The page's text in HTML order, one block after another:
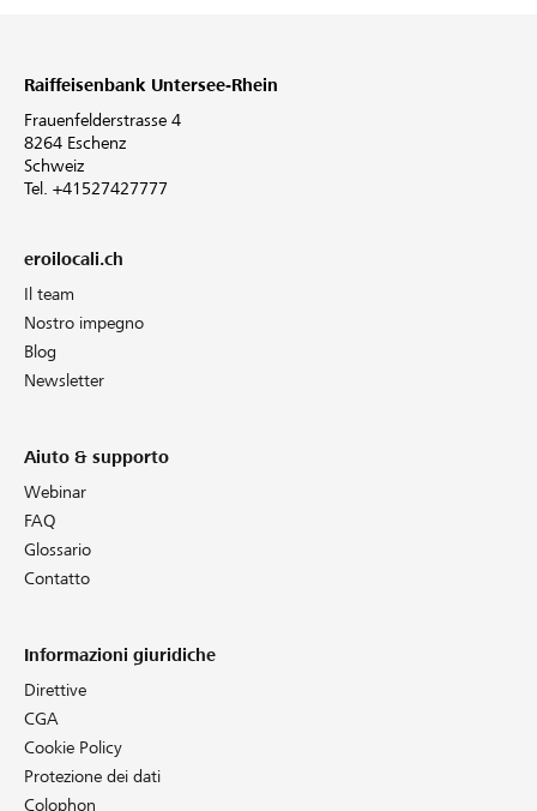
Raiffeisenbank Untersee-Rhein
Frauenfelderstrasse 4
8264 Eschenz
Schweiz
Tel. +41527427777
eroilocali.ch
Il team
Nostro impegno
Blog
Newsletter
Aiuto & supporto
Webinar
FAQ
Glossario
Contatto
Informazioni giuridiche
Direttive
CGA
Cookie Policy
Protezione dei dati
Colophon